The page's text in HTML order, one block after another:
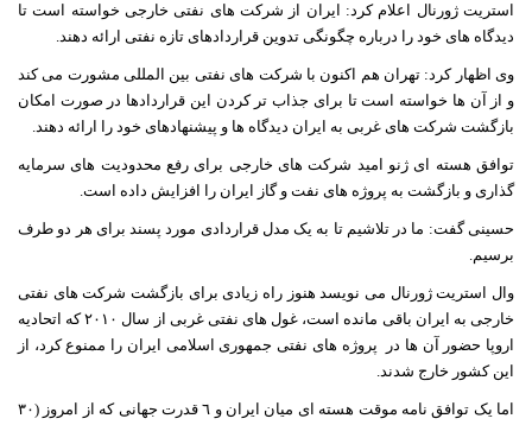
استریت ژورنال اعلام کرد: ایران از شرکت های نفتی خارجی خواسته است تا
دیدگاه های خود را درباره چگونگی تدوین قراردادهای تازه نفتی ارائه دهند.
وی اظهار کرد: تهران هم اکنون با شرکت های نفتی بین المللی مشورت می کند
و از آن ها خواسته است تا برای جذاب تر کردن این قراردادها در صورت امکان
بازگشت شرکت های غربی به ایران دیدگاه ها و پیشنهادهای خود را ارائه دهند.
توافق هسته ای ژنو امید شرکت های خارجی برای رفع محدودیت های سرمایه
گذاری و بازگشت به پروژه های نفت و گاز ایران را افزایش داده است.
حسینی گفت: ما در تلاشیم تا به یک مدل قراردادی مورد پسند برای هر دو طرف
برسیم.
وال استریت ژورنال می نویسد هنوز راه زیادی برای بازگشت شرکت های نفتی
خارجی به ایران باقی مانده است، غول های نفتی غربی از سال ٢٠١٠ که اتحادیه
اروپا حضور آن ها در
پروژه های نفتی جمهوری اسلامی ایران را ممنوع کرد، از
این کشور خارج شدند.
اما یک توافق نامه موقت هسته ای میان ایران و ٦ قدرت جهانی که از امروز (٣٠